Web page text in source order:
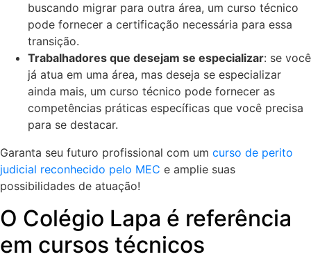
buscando migrar para outra área, um curso técnico
pode fornecer a certificação necessária para essa
transição.
Trabalhadores que desejam se especializar: se você
já atua em uma área, mas deseja se especializar
ainda mais, um curso técnico pode fornecer as
competências práticas específicas que você precisa
para se destacar.
Garanta seu futuro profissional com um curso de perito
judicial reconhecido pelo MEC e amplie suas
possibilidades de atuação!
O Colégio Lapa é referência
em cursos técnicos